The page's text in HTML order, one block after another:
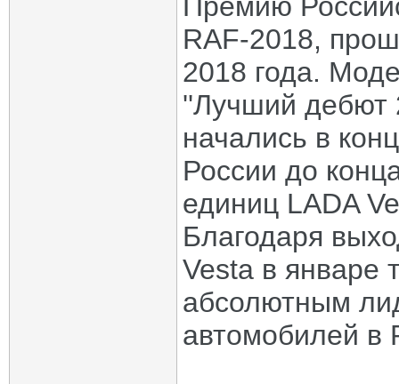
Премию
RAF-2018,
2018 года.
''Лучший дебют
начались в
России до
единиц LADA
Благодаря
Vesta в январе
абсолютным
автомобилей в